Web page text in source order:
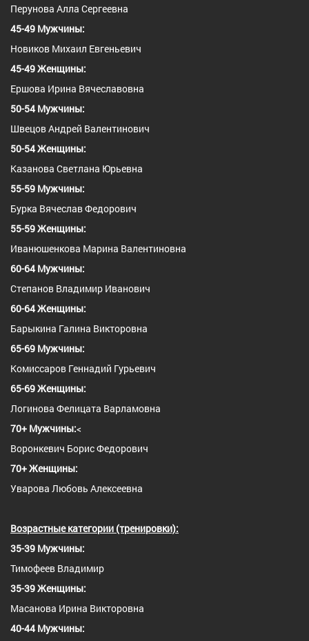
Перунова Алла Сергеевна
45-49 Мужчины:
Новиков Михаил Евгеньевич
45-49 Женщины:
Ершова Ирина Вячеславовна
50-54 Мужчины:
Швецов Андрей Валентинович
50-54 Женщины:
Казанова Светлана Юрьевна
55-59 Мужчины:
Бурка Вячеслав Федорович
55-59 Женщины:
Иванюшенкова Марина Валентиновна
60-64 Мужчины:
Степанов Владимир Иванович
60-64 Женщины:
Барыкина Галина Викторовна
65-69 Мужчины:
Комиссаров Геннадий Гурьевич
65-69 Женщины:
Логинова Фелицата Варламовна
70+ Мужчины:<
Воронкевич Борис Федорович
70+ Женщины:
Уварова Любовь Алексеевна
Возрастные категории (тренировки):
35-39 Мужчины:
Тимофеев Владимир
35-39 Женщины:
Масанова Ирина Викторовна
40-44 Мужчины: